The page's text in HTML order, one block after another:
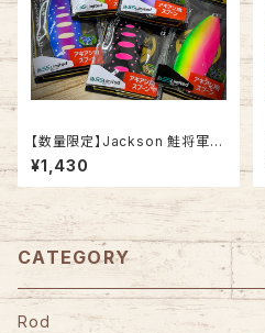
【数量限定】Jackson 鮭将軍4
5g サケショウグン【2025年限
定カラー】
¥1,430
CATEGORY
Rod